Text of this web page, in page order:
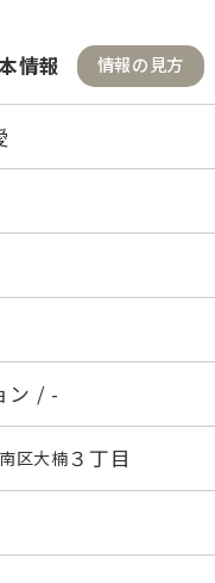
情報 情報の見方
ン / -
区大楠 ３丁目